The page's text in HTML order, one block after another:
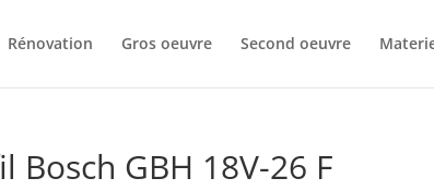
Rénovation Gros oeuvre Second oeuvre
GBH 18V-26 F